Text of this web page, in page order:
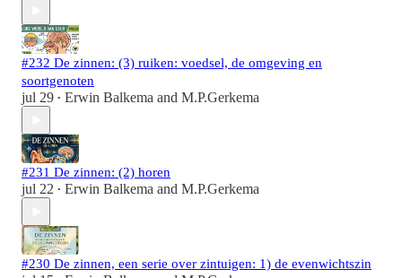
#232 De zinnen: (3) ruiken: voedsel, de omgeving en
soortgenoten
jul 29 • Erwin Balkema and M.P.Gerkema
#231 De zinnen: (2) horen
jul 22 • Erwin Balkema and M.P.Gerkema
#230 De zinnen, een serie over zintuigen: 1) de evenwichtszin